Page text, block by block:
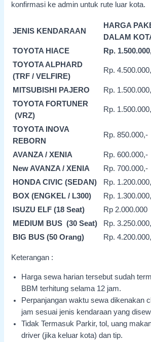
konfirmasi ke admin untuk rute luar kota.
JENIS KENDARAAN
HARGA
DALAM
TOYOTA HIACE
Rp.
TOYOTA ALPHARD
(TRF / VELFIRE)
Rp.
MITSUBISHI PAJERO
Rp.
TOYOTA FORTUNER
(VRZ)
Rp.
TOYOTA INOVA
REBORN
Rp. 850.000,-
AVANZA / XENIA
Rp. 600.000,-
New AVANZA / XENIA
Rp. 700.000,-
HONDA CIVIC (SEDAN)
Rp.
BOX (ENGKEL / L300)
Rp.
ISUZU ELF (18 Seat)
Rp 2.000.000
MEDIUM BUS (30 Seat)
Rp.
BIG BUS (50 Orang)
Rp.
Keterangan :
Harga sewa harian tersebut sudah
BBM terhitung selama 12 jam.
Perpanjangan waktu sewa dikenakan
jam sesuai jenis kendaraan yang
Tidak Termasuk Parkir, tol, uang
driver (jika keluar kota) dan tip.